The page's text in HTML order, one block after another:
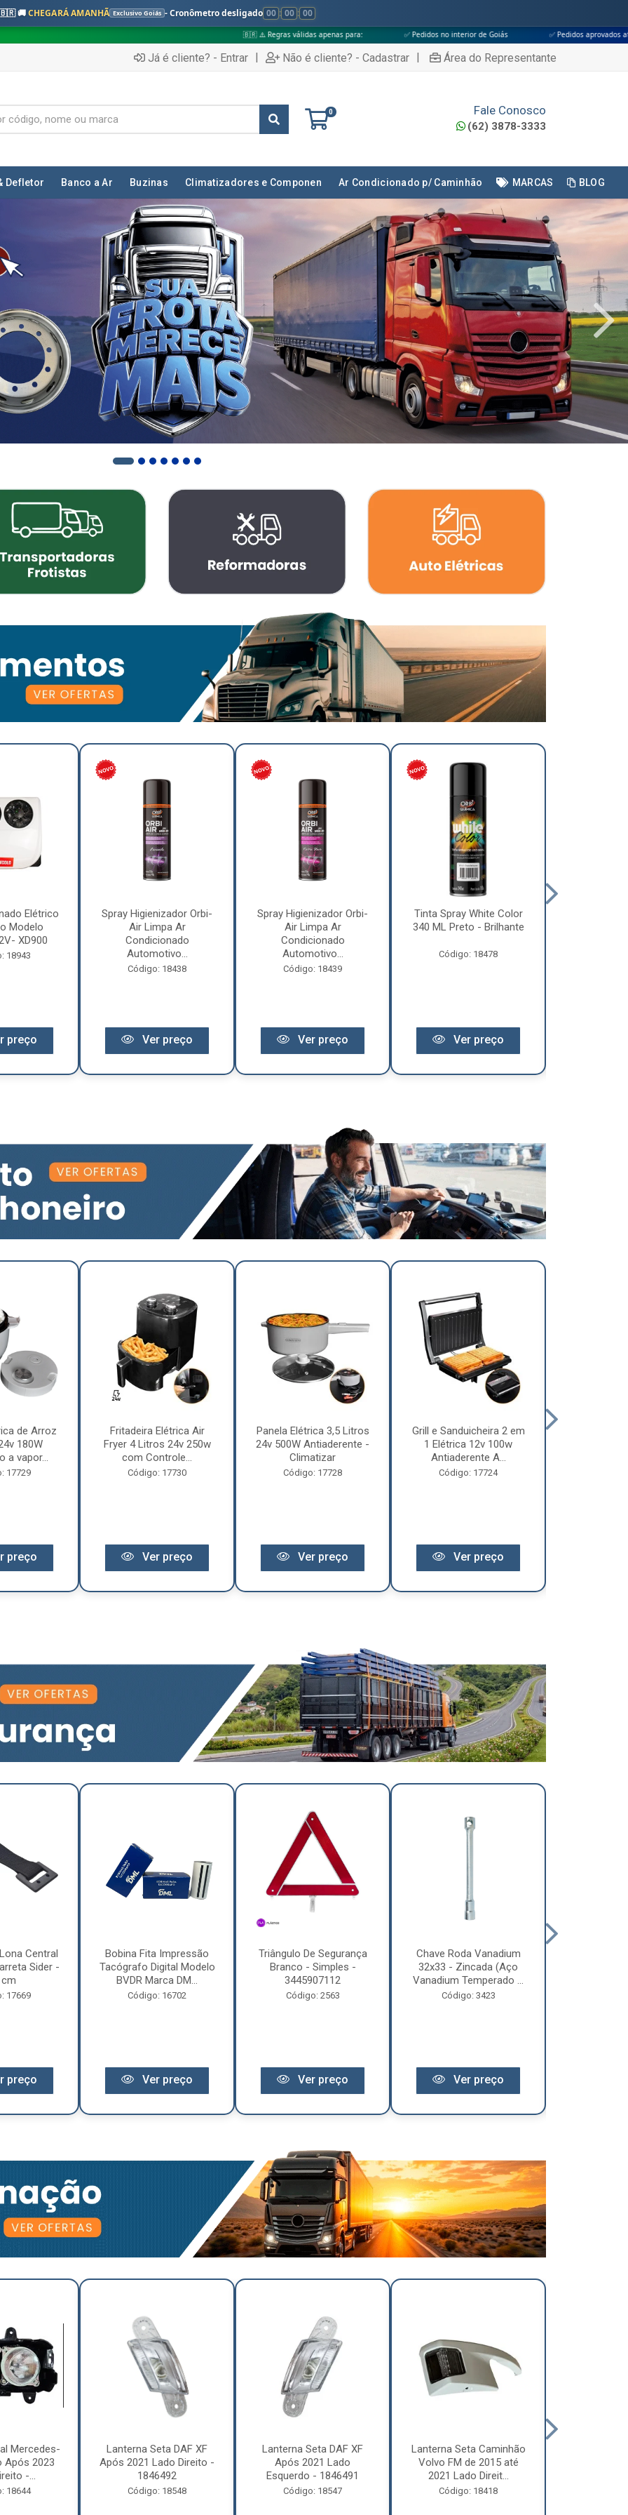
🚚CHEGARÁ AMANHÃ Exclusivo Goiás - Cronômetro desligado 00 : 00 : 00
🇧🇷 ⚠️ Regras válidas apenas para: ✅ Pedidos no interior de Goiás ✅ Pedidos aprovados até às 18h ✅ Apenas
Já é cliente? - Entrar | Não é cliente? - Cadastrar | Área do Representante
0 Fale Conosco
(62) 3878-3333
Defletor Banco a Ar Buzinas Climatizadores e Componen Ar Condicionado p/ Caminhão MARCAS BLOG
Elétrico
Modelo
XD900
18943
preço
Spray Higienizador Orbi-
Air Limpa Ar
Condicionado
Automotivo...
Código: 18438
Ver preço
Spray Higienizador Orbi-
Air Limpa Ar
Condicionado
Automotivo...
Código: 18439
Ver preço
Tinta Spray White Color
340 ML Preto - Brilhante
Código: 18478
Ver preço
de Arroz
180W
a vapor...
17729
preço
Fritadeira Elétrica Air
Fryer 4 Litros 24v 250w
com Controle...
Código: 17730
Ver preço
Panela Elétrica 3,5 Litros
24v 500W Antiaderente -
Climatizar
Código: 17728
Ver preço
Grill e Sanduicheira 2 em
1 Elétrica 12v 100w
Antiaderente A...
Código: 17724
Ver preço
Central
Sider -
17669
preço
Bobina Fita Impressão
Tacógrafo Digital Modelo
BVDR Marca DM...
Código: 16702
Ver preço
Triângulo De Segurança
Branco - Simples -
3445907112
Código: 2563
Ver preço
Chave Roda Vanadium
32x33 - Zincada (Aço
Vanadium Temperado ...
Código: 3423
Ver preço
Mercedes-
Após 2023
-...
18644
Lanterna Seta DAF XF
Após 2021 Lado Direito -
1846492
Código: 18548
Lanterna Seta DAF XF
Após 2021 Lado
Esquerdo - 1846491
Código: 18547
Lanterna Seta Caminhão
Volvo FM de 2015 até
2021 Lado Direit...
Código: 18418